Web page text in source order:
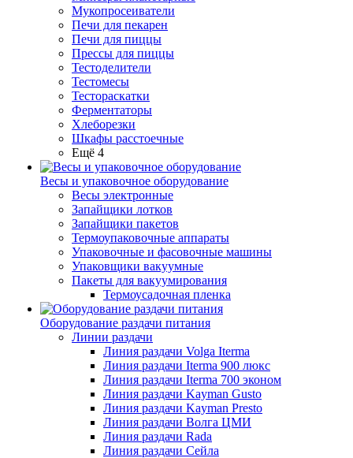
Мукопросеиватели
Печи для пекарен
Печи для пиццы
Прессы для пиццы
Тестоделители
Тестомесы
Тестораскатки
Ферментаторы
Хлеборезки
Шкафы расстоечные
Ещё 4
Весы и упаковочное оборудование
Весы электронные
Запайщики лотков
Запайщики пакетов
Термоупаковочные аппараты
Упаковочные и фасовочные машины
Упаковщики вакуумные
Пакеты для вакуумирования
Термоусадочная пленка
Оборудование раздачи питания
Линии раздачи
Линия раздачи Volga Iterma
Линия раздачи Iterma 900 люкс
Линия раздачи Iterma 700 эконом
Линия раздачи Kayman Gusto
Линия раздачи Kayman Presto
Линия раздачи Волга ЦМИ
Линия раздачи Rada
Линия раздачи Сейла